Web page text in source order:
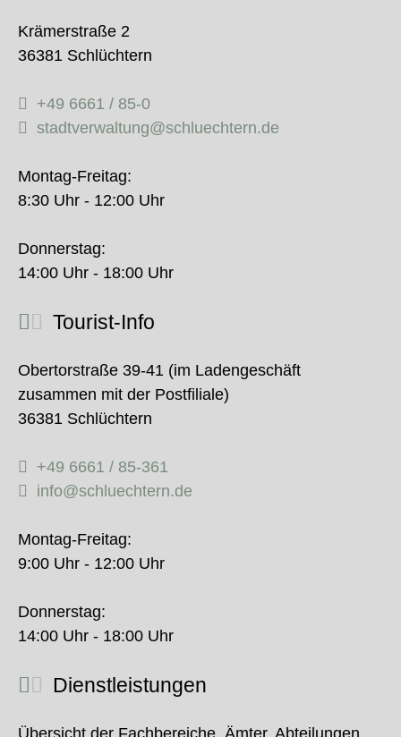
Krämerstraße 2
36381 Schlüchtern
+49 6661 / 85-0
stadtverwaltung@schluechtern.de
Montag-Freitag:
8:30 Uhr - 12:00 Uhr
Donnerstag:
14:00 Uhr - 18:00 Uhr
Tourist-Info
Obertorstraße 39-41 (im Ladengeschäft
zusammen mit der Postfiliale)
36381 Schlüchtern
+49 6661 / 85-361
info@schluechtern.de
Montag-Freitag:
9:00 Uhr - 12:00 Uhr
Donnerstag:
14:00 Uhr - 18:00 Uhr
Dienstleistungen
Übersicht der Fachbereiche, Ämter, Abteilungen